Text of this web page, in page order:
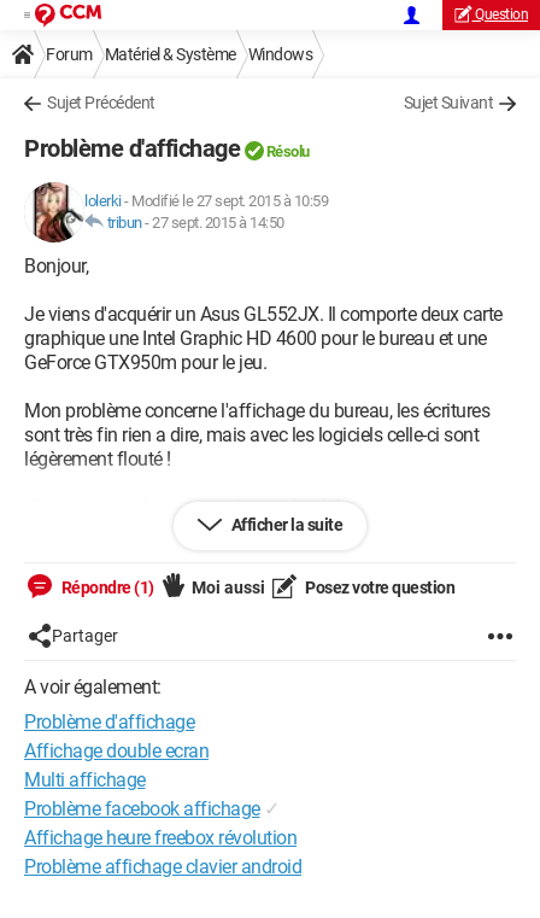
Question
Forum Matériel & Système Windows
Sujet Précédent Sujet Suivant
Problème d'affichage Résolu
lolerki- Modifié le 27 sept. 2015 à 10:59
tribun-27 sept. 2015 à 14:50
Bonjour,
Je viens d'acquérir un Asus GL552JX. Il comporte deux carte
graphique une Intel Graphic HD 4600 pour le bureau et une
GeForce GTX950m pour le jeu.
Mon problème concerne l'affichage du bureau, les écritures
sont très fin rien a dire, mais avec les logiciels celle-ci sont
légèrement flouté !
J'avoue que cela me perturbe et m'embête, je ne sais pas quoi
taper comme recherche pour le régler.
Je sais pas pourquoi j'ai fais un Screenshots, vous ne verrez
sûrement pas le soucis.
Merci d'avance pour vos réponses !
Afficher la suite
Répondre (1) Moi aussi Posez votre question
Partager
A voir également:
Problème d'affichage
Affichage double ecran
Multi affichage
Problème facebook affichage ✓
Affichage heure freebox révolution
Problème affichage clavier android